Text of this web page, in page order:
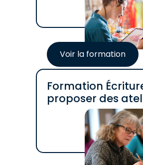
Voir la formation
Formation
proposer des